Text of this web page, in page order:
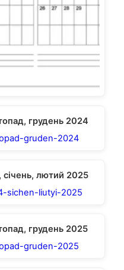
грудень 2024
лютий 2025
грудень 2025